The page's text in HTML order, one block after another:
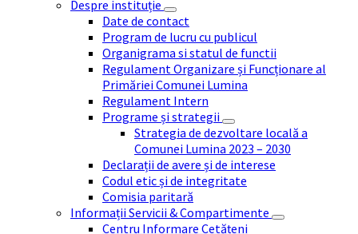
Despre instituție
Date de contact
Program de lucru cu publicul
Organigrama si statul de functii
Regulament Organizare și Funcționare al
Primăriei Comunei Lumina
Regulament Intern
Programe și strategii
Strategia de dezvoltare locală a
Comunei Lumina 2023 – 2030
Declarații de avere și de interese
Codul etic și de integritate
Comisia paritară
Informații Servicii & Compartimente
Centru Informare Cetățeni